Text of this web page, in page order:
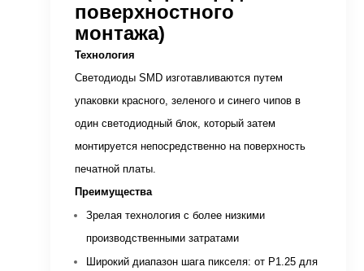
поверхностного
монтажа)
Технология
Светодиоды SMD изготавливаются путем
упаковки красного, зеленого и синего чипов в
один светодиодный блок, который затем
монтируется непосредственно на поверхность
печатной платы.
Преимущества
Зрелая технология с более низкими
производственными затратами
Широкий диапазон шага пикселя: от P1.25 для